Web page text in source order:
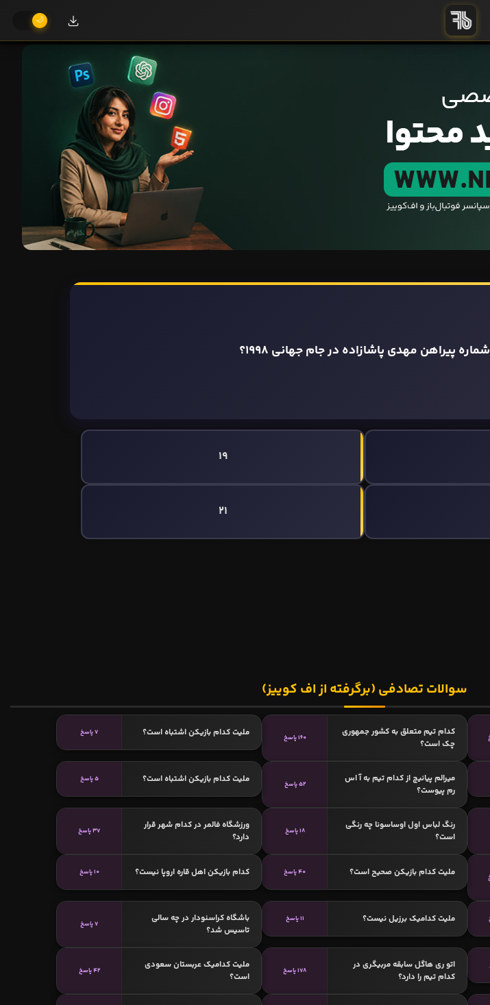
شماره پیراهن مهدی پاشازاده در جام جهانی 1998؟
19
21
سوالات تصادفی (برگرفته از اف کوییز)
کدام تیم متعلق به کشور جمهوری
چک است؟
160 پاسخ ملیت کدام بازیکن اشتباه است؟ 7 پاسخ
میرالم پیانیچ از کدام تیم به آ اس
رم پیوست؟
52 پاسخ ملیت کدام بازیکن اشتباه است؟ 5 پاسخ
رنگ لباس اول اوساسونا چه رنگی
است؟
18 پاسخ
ورزشگاه فالمر در کدام شهر قرار
دارد؟
37 پاسخ
ملیت کدام بازیکن صحیح است؟ 40 پاسخ کدام بازیکن اهل قاره اروپا نیست؟ 10 پاسخ
ملیت کدامیک برزیل نیست؟ 11 پاسخ
باشگاه کراسنودار در چه سالی
تاسیس شد؟
7 پاسخ
اتو ری هاگل سابقه مربیگری در
کدام تیم را دارد؟
178 پاسخ
ملیت کدامیک عربستان سعودی
است؟
42 پاسخ